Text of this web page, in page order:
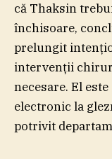
că Thaksin
închisoare,
prelungit
intervenţii
necesare. El
electronic la
potrivit